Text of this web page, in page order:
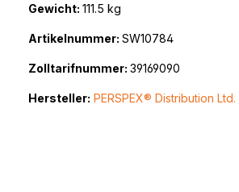
Gewicht: 111.5 kg
Artikelnummer: SW10784
Zolltarifnummer: 39169090
Hersteller: PERSPEX® Distribution Ltd.